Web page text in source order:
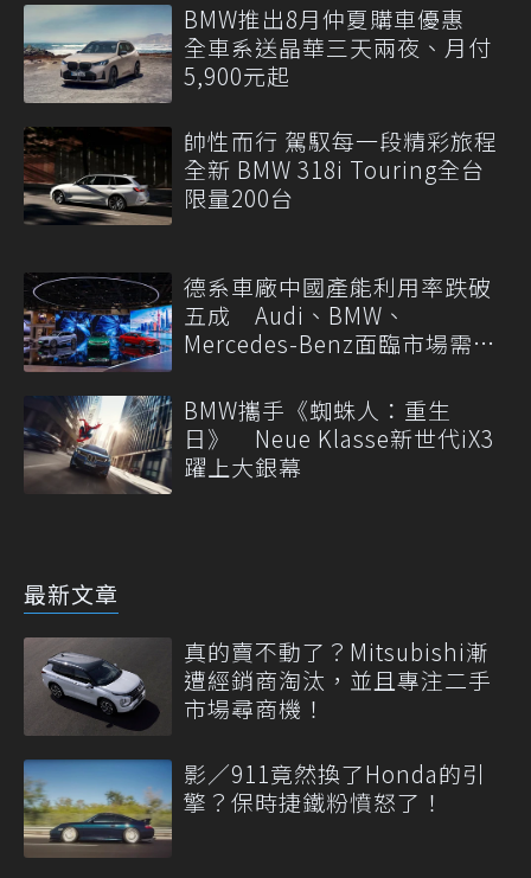
BMW推出8月仲夏購車優惠
全車系送晶華三天兩夜、月付
5,900元起
帥性而行 駕馭每一段精彩旅程
全新 BMW 318i Touring全台
限量200台
德系車廠中國產能利用率跌破
五成 Audi、BMW、
Mercedes-Benz面臨市場需求
BMW攜手《蜘蛛人：重生
日》 Neue Klasse新世代iX3
躍上大銀幕
最新文章
真的賣不動了？Mitsubishi漸
遭經銷商淘汰，並且專注二手
市場尋商機！
影／911竟然換了Honda的引
擎？保時捷鐵粉憤怒了！